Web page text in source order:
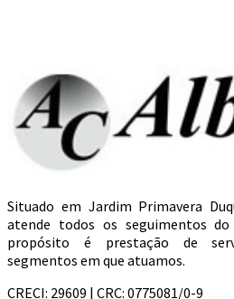
Situado em Jardim Primavera
atende todos os seguimentos
propósito é prestação de
segmentos em que atuamos.
CRECI: 29609 | CRC: 0775081/0-9